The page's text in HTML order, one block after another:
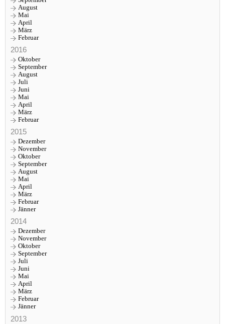
August
Mai
April
März
Februar
2016
Oktober
September
August
Juli
Juni
Mai
April
März
Februar
2015
Dezember
November
Oktober
September
August
Mai
April
März
Februar
Jänner
2014
Dezember
November
Oktober
September
Juli
Juni
Mai
April
März
Februar
Jänner
2013